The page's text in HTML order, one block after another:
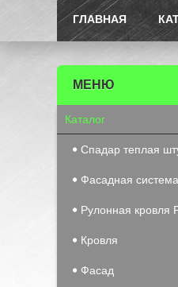
ГЛАВНАЯ
Каталог
Спадар теплая
Фасадная
Рулонная кровля
Кровля
Фасад